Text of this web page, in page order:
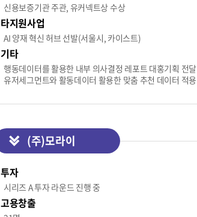
신용보증기관 주관, 유커넥트상 수상
타지원사업
AI 양재 혁신 허브 선발(서울시, 카이스트)
기타
행동데이터를 활용한 내부 의사결정 레포트 대홍기획 전달
유저세그먼트와 활동데이터 활용한 맞춤 추천 데이터 적용
(주)모라이
투자
시리즈 A 투자 라운드 진행 중
고용창출